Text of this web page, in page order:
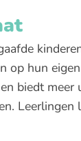
op hun
biedt meer
Leerlingen